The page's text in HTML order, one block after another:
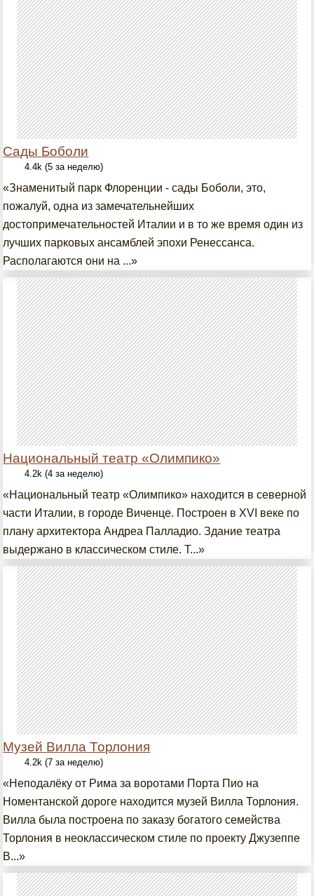
Сады Боболи
4.4k (5 за неделю)
«Знаменитый парк Флоренции - сады Боболи, это,
пожалуй, одна из замечательнейших
достопримечательностей Италии и в то же время один из
лучших парковых ансамблей эпохи Ренессанса.
Располагаются они на ...»
Национальный театр «Олимпико»
4.2k (4 за неделю)
«Национальный театр «Олимпико» находится в северной
части Италии, в городе Виченце. Построен в XVI веке по
плану архитектора Андреа Палладио. Здание театра
выдержано в классическом стиле. Т...»
Музей Вилла Торлония
4.2k (7 за неделю)
«Неподалёку от Рима за воротами Порта Пио на
Номентанской дороге находится музей Вилла Торлония.
Вилла была построена по заказу богатого семейства
Торлония в неоклассическом стиле по проекту Джузеппе
В...»